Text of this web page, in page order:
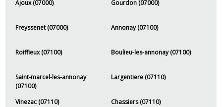
Ajoux (07000) Gourdon (07000)
Freyssenet (07000) Annonay (07100)
Roiffieux (07100) Boulieu-les-annonay (07100)
Saint-marcel-les-annonay
(07100)
Largentiere (07110)
Vinezac (07110) Chassiers (07110)